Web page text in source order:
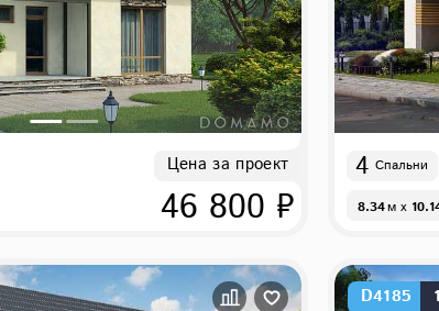
Цена за проект
46 800 ₽
4 Спальни
8.34м x
D4185